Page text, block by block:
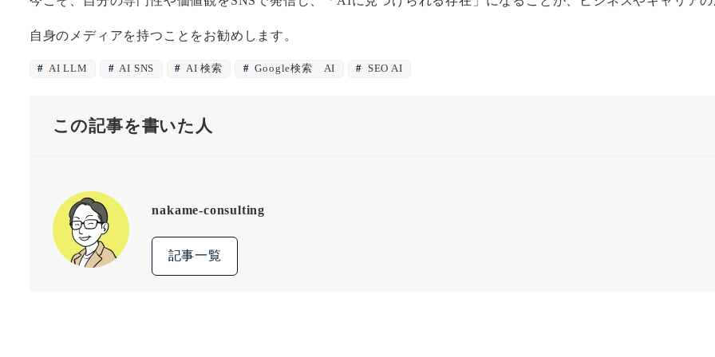
自身のメディアを持つことをお勧めします。
AI LLM AI SNS AI 検索 Google検索 AI SEO AI
この記事を書いた人
nakame-consulting
記事一覧